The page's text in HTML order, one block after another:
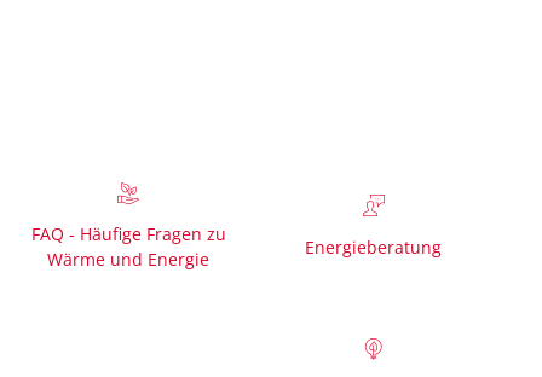
FAQ - Häufige Fragen zu
Wärme und Energie
Energieberatung